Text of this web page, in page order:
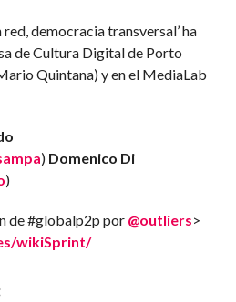
red, democracia transversal’ ha
de Cultura Digital de Porto
Quintana) y en el MediaLab
) Domenico Di
)
de #globalp2p por @outliers>
wikiSprint/